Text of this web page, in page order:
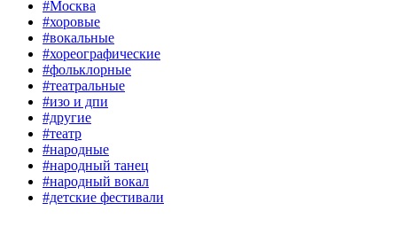
#Москва
#хоровые
#вокальные
#хореографические
#фольклорные
#театральные
#изо и дпи
#другие
#театр
#народные
#народный танец
#народный вокал
#детские фестивали